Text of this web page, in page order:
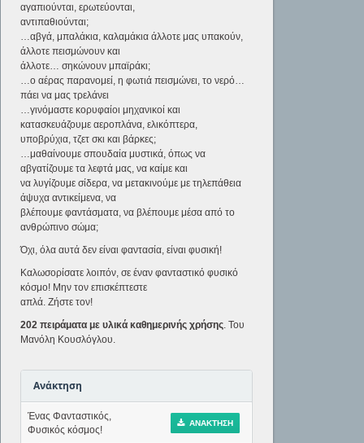
αγαπιούνται, ερωτεύονται,
αντιπαθιούνται;
…αβγά, μπαλάκια, καλαμάκια άλλοτε μας υπακούν,
άλλοτε πεισμώνουν και
άλλοτε… σηκώνουν μπαϊράκι;
…ο αέρας παρανομεί, η φωτιά πεισμώνει, το νερό…
πάει να μας τρελάνει
…γινόμαστε κορυφαίοι μηχανικοί και
κατασκευάζουμε αεροπλάνα, ελικόπτερα,
υποβρύχια, τζετ σκι και βάρκες;
…μαθαίνουμε σπουδαία μυστικά, όπως να
αβγατίζουμε τα λεφτά μας, να καίμε και
να λυγίζουμε σίδερα, να μετακινούμε με τηλεπάθεια
άψυχα αντικείμενα, να
βλέπουμε φαντάσματα, να βλέπουμε μέσα από το
ανθρώπινο σώμα;
Όχι, όλα αυτά δεν είναι φαντασία, είναι φυσική!
Καλωσορίσατε λοιπόν, σε έναν φανταστικό φυσικό
κόσμο! Μην τον επισκέπτεστε
απλά. Ζήστε τον!
202 πειράματα με υλικά καθημερινής χρήσης . Του
Μανόλη Κουσλόγλου.
Ανάκτηση
Ένας Φανταστικός,
Φυσικός κόσμος!
ΑΝΆΚΤΗΣΗ